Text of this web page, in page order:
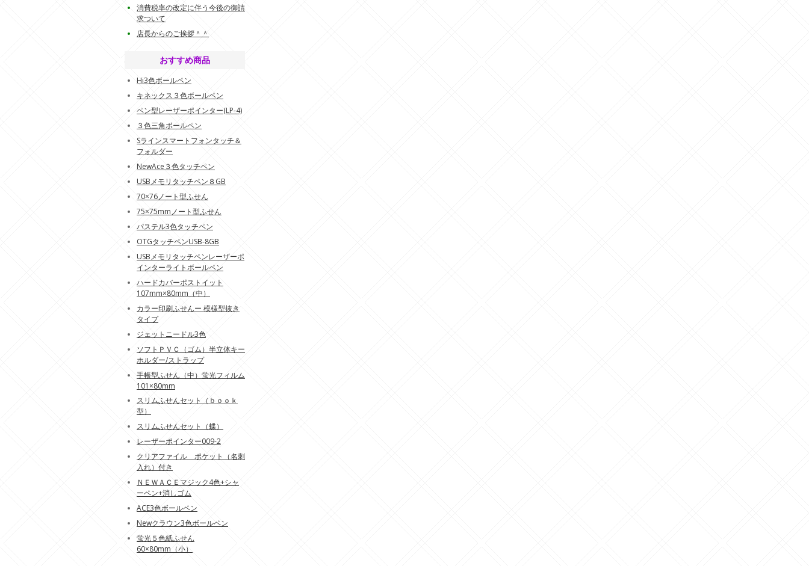
消費税率の改定に伴う今後の御請
求ついて
店長からのご挨拶＾＾
おすすめ商品
Hi3色ボールペン
キネックス３色ボールペン
ペン型レーザーポインター(LP-4)
３色三角ボールペン
Sラインスマートフォンタッチ＆
フォルダー
NewAce３色タッチペン
USBメモリタッチペン８GB
70×76ノート型ふせん
75×75mmノート型ふせん
パステル3色タッチペン
OTGタッチペンUSB-8GB
USBメモリタッチペンレーザーポ
インターライトボールペン
ハードカバーポストイット
107mm×80mm（中）
カラー印刷ふせんー 模様型抜き
タイプ
ジェットニードル3色
ソフトＰＶＣ（ゴム）半立体キー
ホルダー/ストラップ
手帳型ふせん（中）蛍光フィルム
101×80mm
スリムふせんセット（ｂｏｏｋ
型）
スリムふせんセット（蝶）
レーザーポインター009-2
クリアファイル ポケット（名刺
入れ）付き
ＮＥＷＡＣＥマジック4色+シャ
ーペン+消しゴム
ACE3色ボールペン
Newクラウン3色ボールペン
蛍光５色紙ふせん
60×80mm（小）